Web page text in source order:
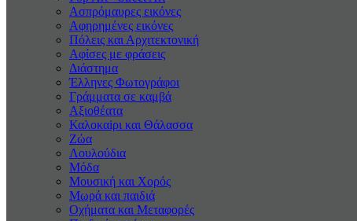
Ασπρόμαυρες εικόνες
Αφηρημένες εικόνες
Πόλεις και Αρχιτεκτονική
Αφίσες με φράσεις
Διάστημα
Έλληνες Φωτογράφοι
Γράμματα σε καμβά
Αξιοθέατα
Καλοκαiρι και Θάλασσα
Ζώα
Λουλούδια
Μόδα
Μουσική και Χορός
Μωρά και παιδιά
Οχήματα και Μεταφορές